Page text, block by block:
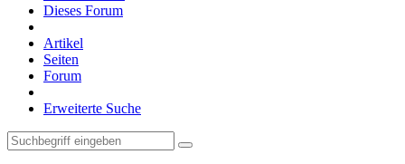
Dieses Forum
Artikel
Seiten
Forum
Erweiterte Suche